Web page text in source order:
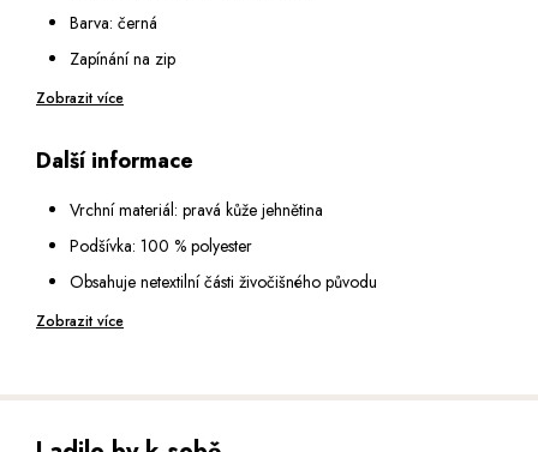
Barva: černá
Zapínání na zip
Dvě boční kapsy na zip
Kapsička s patkou na druk na předním díle
Jedna vnitřní náprsní kapsa
Rukáv hladký se zipem
Límec má výrazné klopy zdobené drukem
Rameno je zdobené patkou s drukem
Zobrazit více
Další informace
Vrchní materiál: pravá kůže jehnětina
Podšívka: 100 % polyester
Obsahuje netextilní části živočišného původu
Péče: speciální čištění pro usně
Zobrazit více